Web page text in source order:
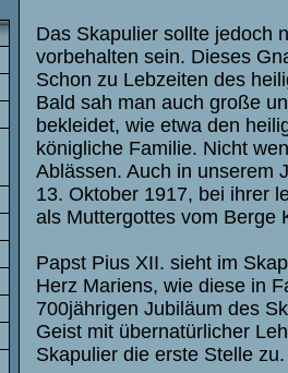
Das Skapulier sollte jedoch
vorbehalten sein. Dieses
Schon zu Lebzeiten des
Bald sah man auch große
bekleidet, wie etwa den
königliche Familie. Nicht
Ablässen. Auch in unserem
13. Oktober 1917, bei ihrer
als Muttergottes vom Berge
Papst Pius XII. sieht im
Herz Mariens, wie diese in
700jährigen Jubiläum des
Geist mit übernatürlicher
Skapulier die erste Stelle zu.